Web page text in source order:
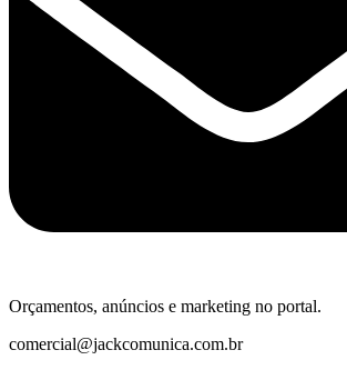
Orçamentos, anúncios e marketing no portal.
comercial@jackcomunica.com.br